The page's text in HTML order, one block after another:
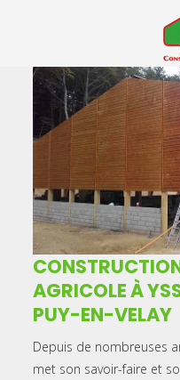
AGRICOLE À
PUY-EN-VELAY
Depuis de nombreuses
met son savoir-faire et